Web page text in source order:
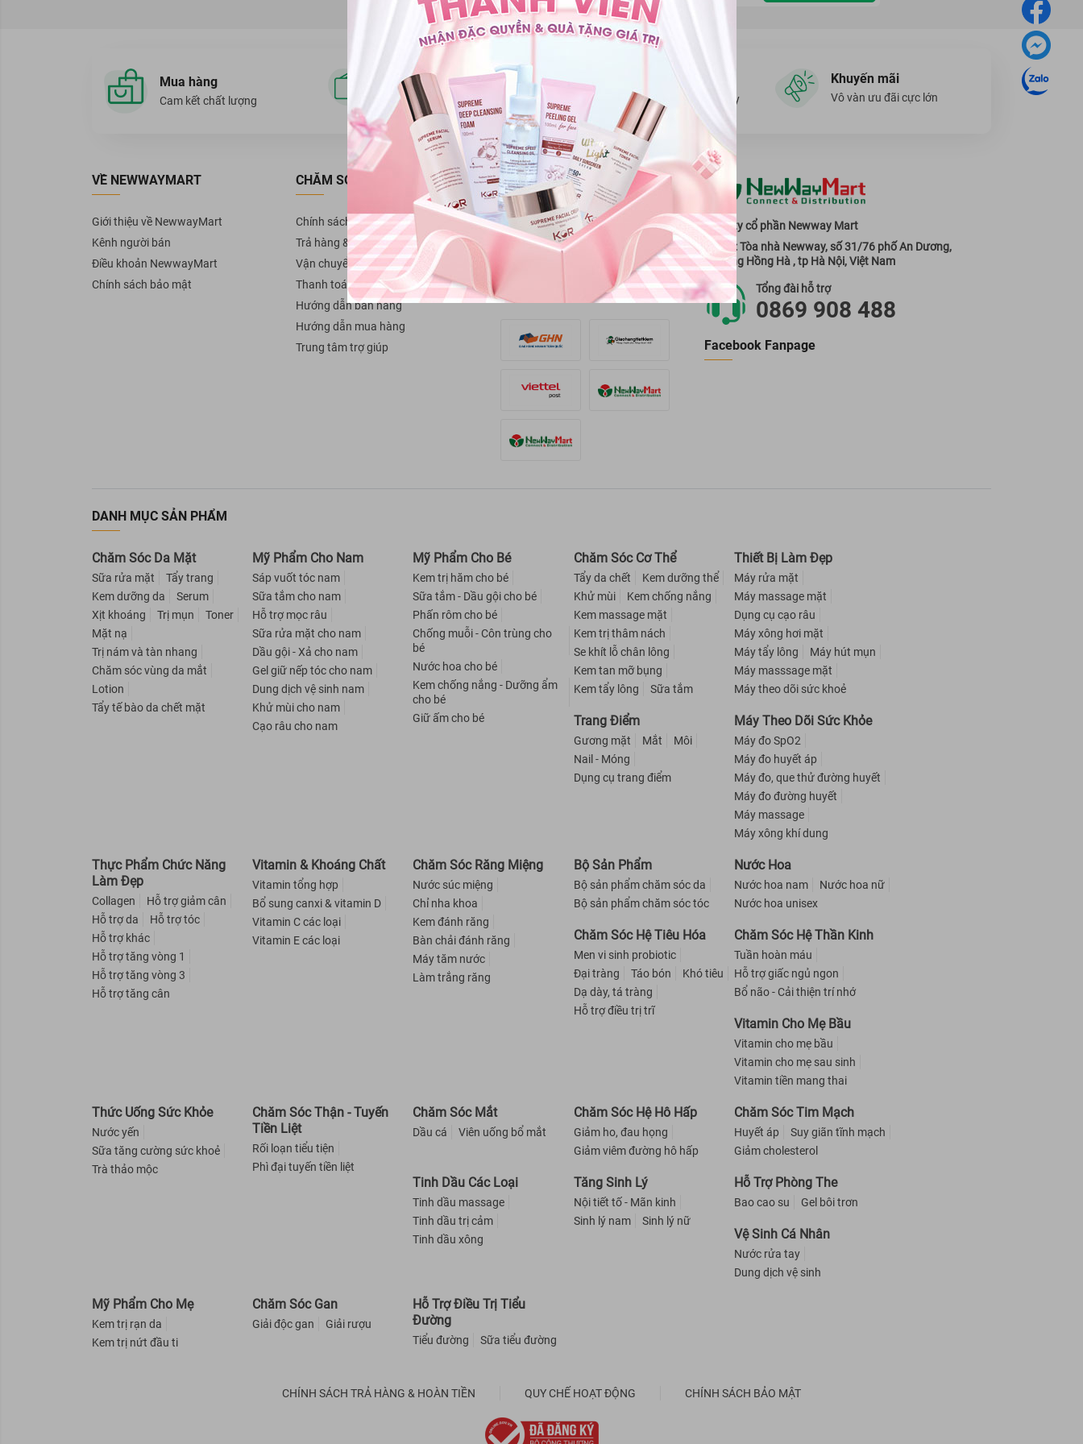
CETAPHIL
L'OREAL
Dr-FORHAIR
Ellips
Sunsilk
Head & Shoulders
GIRLZ ONLY
Purité By Prôvence
AVATAR
Rejoice
DUCRAY
Nuxe
SEBAMED
Beautylabo
EVOLUDERM
Eucerin
X-Men
Hasi Kokeshi
Colab
Superfood Lab
ORGANIST
Curél
Elastine
X-Men For Boss
HATOMUGI
EtiaXil
Angel's Liquid
Exclusive Cosmetic
PAULA'S CHOICE
NIVEA
LA ROCHE-POSAY
Hải Dương
Thái Bình
Quảng Ninh
Hà Nam
Ninh Bình
Thanh Hóa
Nghệ An
Cao Bằng
Bắc Giang
Bắc Ninh
Hậu Giang
Bạc Liêu
Bình Thuận
Kon Tum
Phú Yên
Hòa Bình
Hưng Yên
Lào Cai
Mua hàng
Cam kết chất lượng
Thanh toán
Giao hàng & thanh toán Đổi trả trong vòng 07 ngày
Khuyến mãi
Vô vàn ưu đãi cực lớn
VỀ NEWWAYMART
Giới thiệu về NewwayMart
Kênh người bán
Điều khoản NewwayMart
Chính sách bảo mật
CHĂM SÓC KHÁCH HÀNG
Chính sách bảo hành
Trả hàng & Hoàn tiền
Vận chuyển
Thanh toán
Hướng dẫn bán hàng
Hướng dẫn mua hàng
Trung tâm trợ giúp
PHƯƠNG THỨC THANH TOÁN
PHƯƠNG THỨC VẬN CHUYỂN
Công ty cổ phần Newway Mart
Trụ sở: Tòa nhà Newway, số 31/76 phố An Dương,
phường Hồng Hà , tp Hà Nội, Việt Nam
Tổng đài hỗ trợ
0869 908 488
Facebook Fanpage
DANH MỤC SẢN PHẨM
Chăm Sóc Da Mặt
Sữa rửa mặt
Tẩy trang
Kem dưỡng da
Serum
Xịt khoáng
Trị mụn
Toner
Mặt nạ
Trị nám và tàn nhang
Chăm sóc vùng da mắt
Lotion
Tẩy tế bào da chết mặt
Mỹ Phẩm Cho Nam
Sáp vuốt tóc nam
Sữa tắm cho nam
Hỗ trợ mọc râu
Sữa rửa mặt cho nam
Dầu gội - Xả cho nam
Gel giữ nếp tóc cho nam
Dung dịch vệ sinh nam
Khử mùi cho nam
Cạo râu cho nam
Mỹ Phẩm Cho Bé
Kem trị hăm cho bé
Sữa tắm - Dầu gội cho bé
Phấn rôm cho bé
Chống muỗi - Côn trùng cho
bé
Nước hoa cho bé
Kem chống nắng - Dưỡng ẩm
cho bé
Giữ ấm cho bé
Chăm Sóc Cơ Thể
Tẩy da chết
Kem dưỡng thể
Khử mùi
Kem chống nắng
Kem massage mặt
Kem trị thâm nách
Se khít lỗ chân lông
Kem tan mỡ bụng
Kem tẩy lông
Sữa tắm
Thiết Bị Làm Đẹp
Máy rửa mặt
Máy massage mặt
Dụng cụ cạo râu
Máy xông hơi mặt
Máy tẩy lông
Máy hút mụn
Máy masssage mặt
Máy theo dõi sức khoẻ
Trang Điểm
Gương mặt Mắt
Môi
Nail - Móng
Dụng cụ trang điểm
Máy Theo Dõi Sức Khỏe
Máy đo SpO2
Máy đo huyết áp
Máy đo, que thử đường huyết
Máy đo đường huyết
Máy massage
Máy xông khí dung
Thực Phẩm Chức Năng
Làm Đẹp
Collagen
Hỗ trợ giảm cân
Hỗ trợ da
Hỗ trợ tóc
Hỗ trợ khác
Hỗ trợ tăng vòng 1
Hỗ trợ tăng vòng 3
Hỗ trợ tăng cân
Vitamin & Khoáng Chất
Vitamin tổng hợp
Bổ sung canxi & vitamin D
Vitamin C các loại
Vitamin E các loại
Chăm Sóc Răng Miệng
Nước súc miệng
Chỉ nha khoa
Kem đánh răng
Bàn chải đánh răng
Máy tăm nước
Làm trắng răng
Bộ Sản Phẩm
Bộ sản phẩm chăm sóc da
Bộ sản phẩm chăm sóc tóc
Nước Hoa
Nước hoa nam
Nước hoa nữ
Nước hoa unisex
Chăm Sóc Hệ Tiêu Hóa
Men vi sinh probiotic
Đại tràng
Táo bón
Khó tiêu
Dạ dày, tá tràng
Hỗ trợ điều trị trĩ
Chăm Sóc Hệ Thần Kinh
Tuần hoàn máu
Hỗ trợ giấc ngủ ngon
Bổ não - Cải thiện trí nhớ
Vitamin Cho Mẹ Bầu
Vitamin cho mẹ bầu
Vitamin cho mẹ sau sinh
Vitamin tiền mang thai
Thức Uống Sức Khỏe
Nước yến
Sữa tăng cường sức khoẻ
Trà thảo mộc
Chăm Sóc Thận - Tuyến
Tiền Liệt
Rối loạn tiểu tiện
Phì đại tuyến tiền liệt
Chăm Sóc Mắt
Dầu cá Viên uống bổ mắt
Chăm Sóc Hệ Hô Hấp
Giảm ho, đau họng
Giảm viêm đường hô hấp
Chăm Sóc Tim Mạch
Huyết áp
Suy giãn tĩnh mạch
Giảm cholesterol
Tinh Dầu Các Loại
Tinh dầu massage
Tinh dầu trị cảm
Tinh dầu xông
Tăng Sinh Lý
Nội tiết tố - Mãn kinh
Sinh lý nam
Sinh lý nữ
Hỗ Trợ Phòng The
Bao cao su Gel bôi trơn
Vệ Sinh Cá Nhân
Nước rửa tay
Dung dịch vệ sinh
Mỹ Phẩm Cho Mẹ
Kem trị rạn da
Kem trị nứt đầu ti
Chăm Sóc Gan
Giải độc gan Giải rượu
Hỗ Trợ Điều Trị Tiểu
Đường
Tiểu đường Sữa tiểu đường
CHÍNH SÁCH TRẢ HÀNG & HOÀN TIỀN QUY CHẾ HOẠT ĐỘNG CHÍNH SÁCH BẢO MẬT